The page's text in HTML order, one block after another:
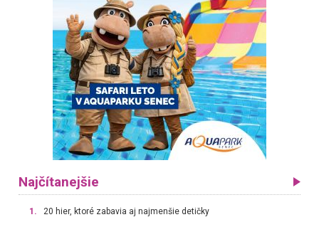
Najčítanejšie
1. 20 hier, ktoré zabavia aj najmenšie detičky